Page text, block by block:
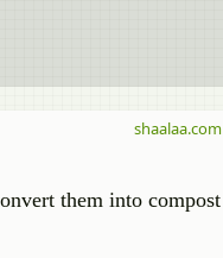
them into compost
shaalaa.com